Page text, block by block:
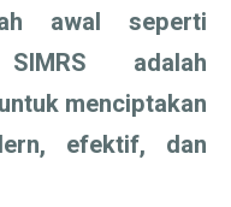
awal seperti
SIMRS adalah
menciptakan
efektif, dan